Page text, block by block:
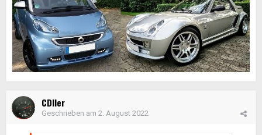
CDIler
Geschrieben am 2. August 2022